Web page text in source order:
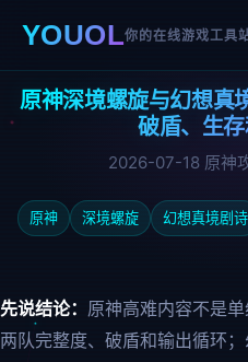
YOUOL你的在线游戏工具
原神深境螺旋与幻想真
破盾、生
2026-07-18原神
原神 深境螺旋 幻想真境剧诗
先说结论： 原神高难内容不是
两队完整度、破盾和输出循环